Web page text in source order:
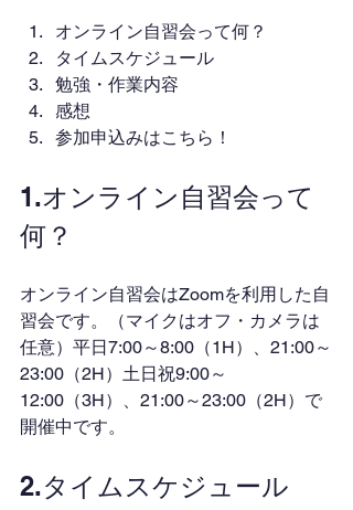
オンライン自習会って何？
タイムスケジュール
勉強・作業内容
感想
参加申込みはこちら！
1.オンライン自習会って
何？
オンライン自習会はZoomを利用した自
習会です。（マイクはオフ・カメラは
任意）平日7:00～8:00（1H）、21:00～
23:00（2H）土日祝9:00～
12:00（3H）、21:00～23:00（2H）で
開催中です。
2.タイムスケジュール